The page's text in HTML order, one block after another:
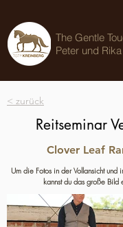
The Gentle
Peter und
< zurück
Reitseminar
Clover Leaf
Um die Fotos in der Vollansicht und
kannst du das große Bild